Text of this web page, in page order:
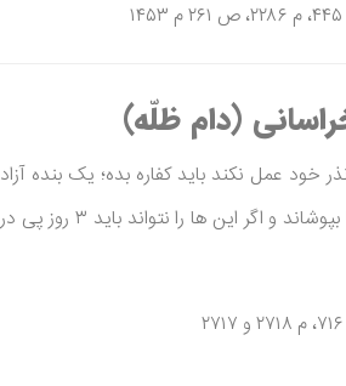
(دام ظلّه)
خود عمل نکند باید کفاره بده؛ یک بنده آزاد
کند یا ده فقیر را سیر کند یا بپوشاند و اگر این ها را نتواند باید ۳ روز پی در